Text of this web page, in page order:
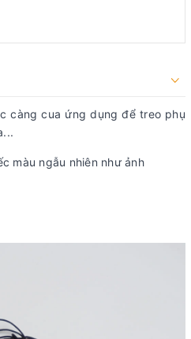
càng cua ứng dụng để treo phụ
màu ngẫu nhiên như ảnh